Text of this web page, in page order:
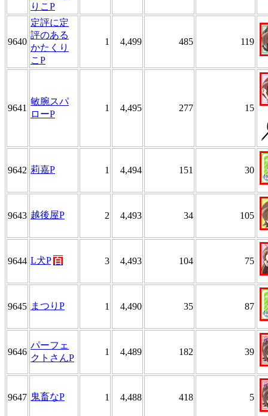
りこP
9640
定評に定
評のある
かたくり
こP
1 4,499 485 119
9641
敏腕スパ
ローP
1 4,495 277 15
9642 莉嘉P 1 4,494 151 30
9643 越後屋P 2 4,493 34 105
9644 L犬P 百 3 4,493 104 75
9645 まつりP 1 4,490 35 87
9646
パーフェ
クトさんP
1 4,489 182 39
9647 鬼畜なP 1 4,488 418 5